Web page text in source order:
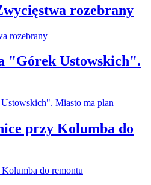
rozebrany
"Górek Ustowskich".
przy Kolumba do